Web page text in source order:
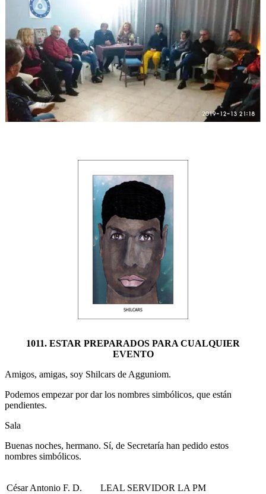
1011. ESTAR PREPARADOS PARA CUALQUIER
EVENTO
Amigos, amigas, soy Shilcars de Agguniom.
Podemos empezar por dar los nombres simbólicos, que están
pendientes.
Sala
Buenas noches, hermano. Sí, de Secretaría han pedido estos
nombres simbólicos.
César Antonio F. D. LEAL SERVIDOR LA PM